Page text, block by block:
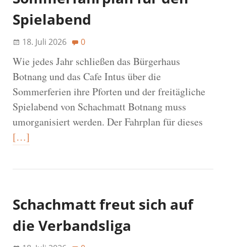
Spielabend
18. Juli 2026 0
Wie jedes Jahr schließen das Bürgerhaus
Botnang und das Cafe Intus über die
Sommerferien ihre Pforten und der freitägliche
Spielabend von Schachmatt Botnang muss
umorganisiert werden. Der Fahrplan für dieses
[…]
Schachmatt freut sich auf
die Verbandsliga